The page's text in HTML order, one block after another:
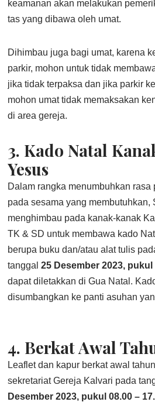
keamanan akan melakukan
tas yang dibawa oleh umat.
Dihimbau juga bagi umat, karena
parkir, mohon untuk tidak
jika tidak terpaksa dan jika parkir
mohon umat tidak memaksakan
di area gereja.
3. Kado Natal
Yesus
Dalam rangka menumbuhkan rasa
pada sesama yang membutuhkan,
menghimbau pada kanak-kanak
TK & SD untuk membawa kado
berupa buku dan/atau alat tulis
tanggal25 Desember 2023, pukul
dapat diletakkan di Gua Natal.
disumbangkan ke panti asuhan
4. Berkat Awal
Leaflet dan kapur berkat awal
sekretariat Gereja Kalvari pada
Desember 2023, pukul 08.00 –